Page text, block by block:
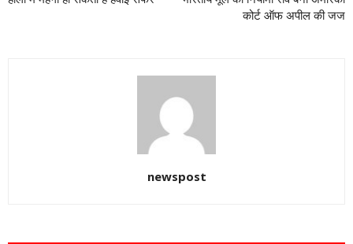
कोर्ट ऑफ अपील की जज
newspost